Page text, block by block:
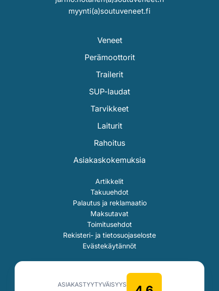
myynti(a)soutuveneet.fi
Veneet
Perämoottorit
Trailerit
SUP-laudat
Tarvikkeet
Laiturit
Rahoitus
Asiakaskokemuksia
Artikkelit
Takuuehdot
Palautus ja reklamaatio
Maksutavat
Toimitusehdot
Rekisteri- ja tietosuojaseloste
Evästekäytännöt
ASIAKASTYYTYVÄISYYS